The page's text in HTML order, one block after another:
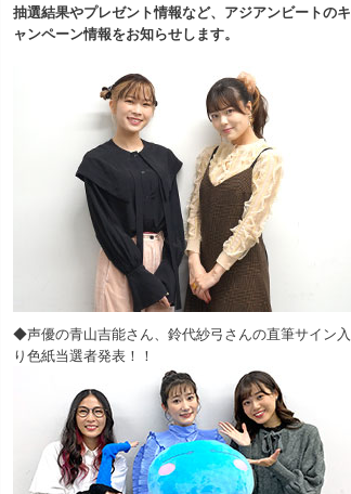
抽選結果やプレゼント情報など、アジアンビートのキ
ャンペーン情報をお知らせします。
◆声優の青山吉能さん、鈴代紗弓さんの直筆サイン入
り色紙当選者発表！！